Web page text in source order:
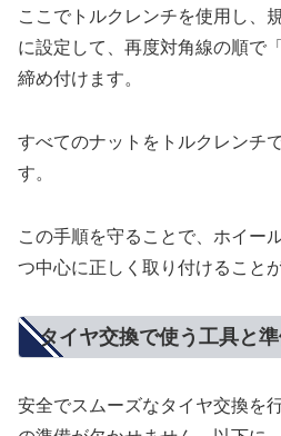
ここでトルクレンチを使用し、
に設定して、再度対角線の順で
締め付けます。
すべてのナットをトルクレンチ
す。
この手順を守ることで、ホイー
つ中心に正しく取り付けること
タイヤ交換で使う工具と
安全でスムーズなタイヤ交換を